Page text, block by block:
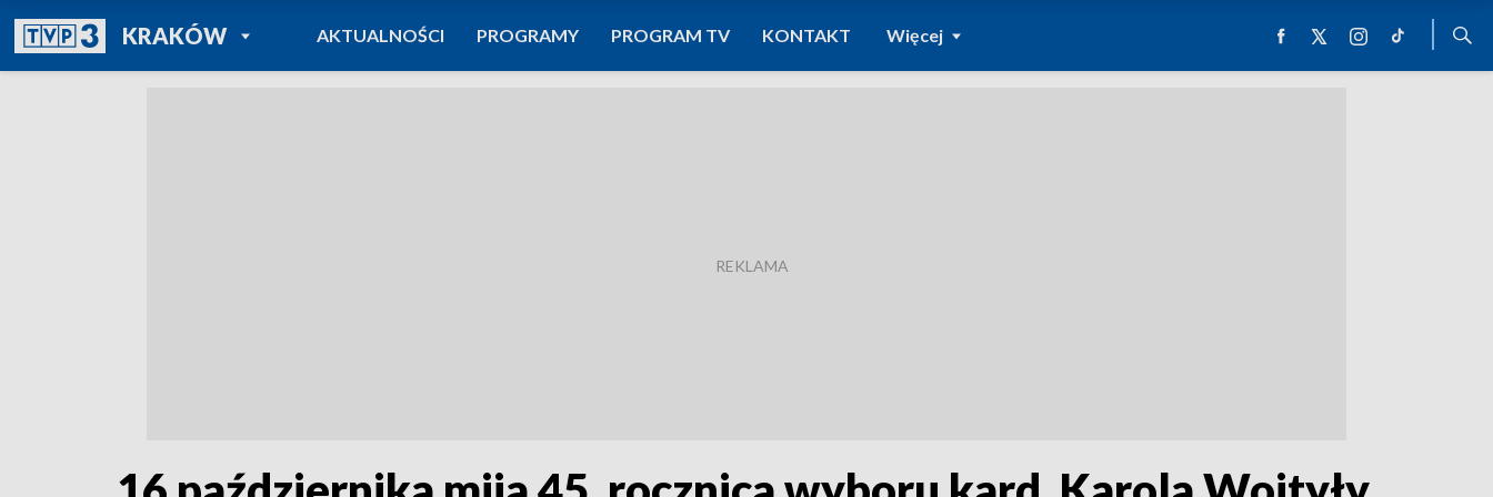
KRAKÓWPOWRÓT DO
TVP REGIONY
AKTUALNOŚCI PROGRAMY PROGRAM TV KONTAKT Więcej